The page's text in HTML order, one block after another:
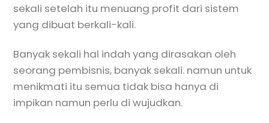
sekali setelah itu menuang profit dari sistem
yang dibuat berkali-kali.
Banyak sekali hal indah yang dirasakan oleh
seorang pembisnis, banyak sekali. namun untuk
menikmati itu semua tidak bisa hanya di
impikan namun perlu di wujudkan.